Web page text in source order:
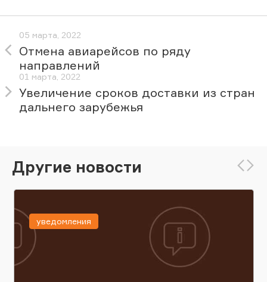
05 марта, 2022
Отмена авиарейсов по ряду
направлений
01 марта, 2022
Увеличение сроков доставки из стран
дальнего зарубежья
Другие новости
уведомления